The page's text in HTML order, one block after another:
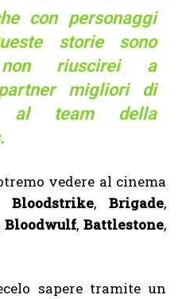
con personaggi
storie sono
riuscirei a
migliori di
al team della
vedere al cinema
Bloodstrike, Brigade,
Bloodwulf, Battlestone,
sapere tramite un